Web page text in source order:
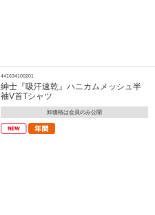
441634100201
紳士『吸汗速乾』ハニカムメッシュ半
袖V首Tシャツ
卸価格は会員のみ公開